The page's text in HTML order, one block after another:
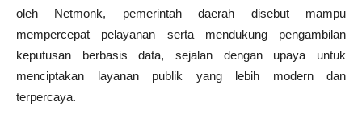
oleh Netmonk, pemerintah daerah disebut mampu
mempercepat pelayanan serta mendukung pengambilan
keputusan berbasis data, sejalan dengan upaya untuk
menciptakan layanan publik yang lebih modern dan
terpercaya.